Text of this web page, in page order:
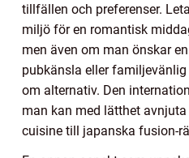
tillfällen och preferenser.
miljö för en romantisk
men även om man önskar
pubkänsla eller
om alternativ. Den
man kan med lätthet
cuisine till japanska fusion-